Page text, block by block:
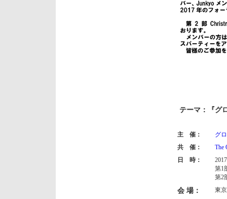
テーマ：『グ
主 催：
グ
共 催：
The
日 時：
第1
第2
会 場：
東